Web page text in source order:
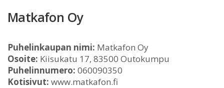
Matkafon Oy
Puhelinkaupan nimi: Matkafon Oy
Osoite: Kiisukatu 17, 83500 Outokumpu
Puhelinnumero: 060090350
Kotisivut: www.matkafon.fi